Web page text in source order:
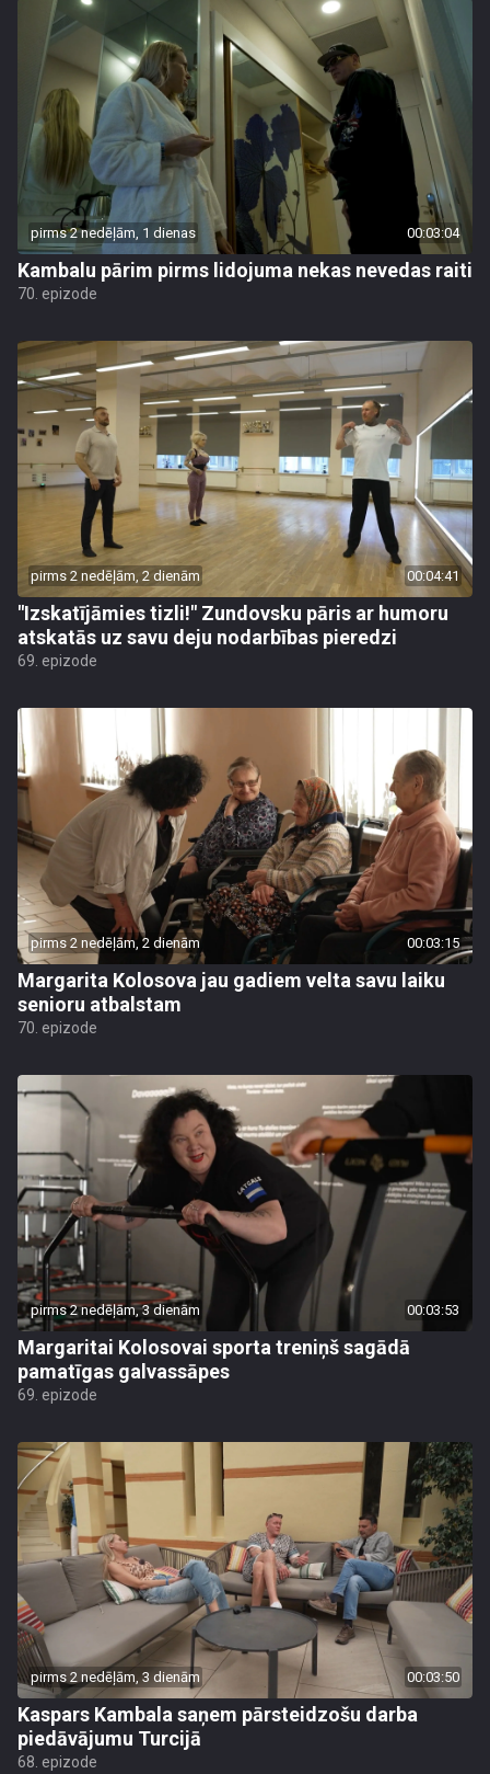
pirms 2 nedēļām, 1 dienas 00:03:04
Kambalu pārim pirms lidojuma nekas nevedas raiti
70. epizode
pirms 2 nedēļām, 2 dienām 00:04:41
"Izskatījāmies tizli!" Zundovsku pāris ar humoru
atskatās uz savu deju nodarbības pieredzi
69. epizode
pirms 2 nedēļām, 2 dienām 00:03:15
Margarita Kolosova jau gadiem velta savu laiku
senioru atbalstam
70. epizode
pirms 2 nedēļām, 3 dienām 00:03:53
Margaritai Kolosovai sporta treniņš sagādā
pamatīgas galvassāpes
69. epizode
pirms 2 nedēļām, 3 dienām 00:03:50
Kaspars Kambala saņem pārsteidzošu darba
piedāvājumu Turcijā
68. epizode